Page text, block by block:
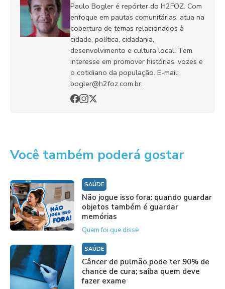
Paulo Bogler é repórter do H2FOZ. Com
enfoque em pautas comunitárias, atua na
cobertura de temas relacionados à
cidade, política, cidadania,
desenvolvimento e cultura local. Tem
interesse em promover histórias, vozes e
o cotidiano da população. E-mail:
bogler@h2foz.com.br.
Você também poderá gostar
SAÚDE
Não jogue isso fora: quando guardar
objetos também é guardar
memórias
Quem foi que disse
SAÚDE
Câncer de pulmão pode ter 90% de
chance de cura; saiba quem deve
fazer exame